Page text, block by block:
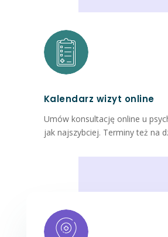
Kalendarz wizyt online
Umów konsultację online u
jak najszybciej. Terminy też na